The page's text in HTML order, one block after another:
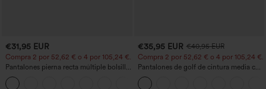
€31,95 EUR
Compra 2 por 52,62 € o 4 por 105,24 €.
Pantalones pierna recta múltiple bolsillo
botón tiro alto
€35,95 EUR €40,95 EUR
Compra 2 por 52,62 € o 4 por 105,24 €.
Pantalones de golf de cintura media con
cordón, dobladillo curvo, secado rápido,
de corte cónico y con bolsillos - UPF40+